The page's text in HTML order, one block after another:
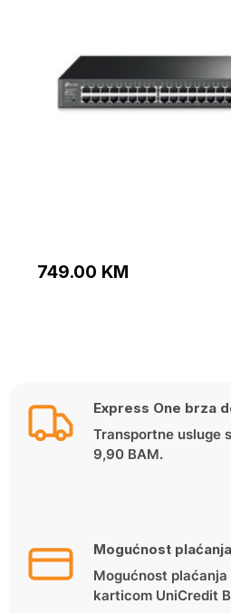
749.00 KM
Express One brza
Transportne usluge
9,90 BAM.
Mogućnost
Mogućnost plaćanja
karticom UniCredit